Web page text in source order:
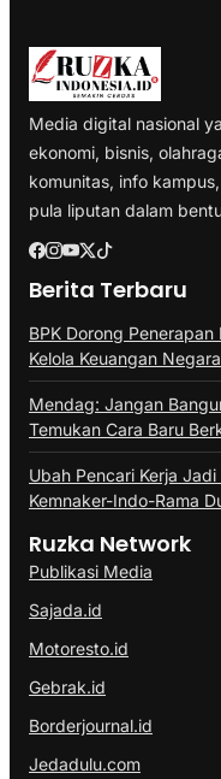
Media digital nasional
ekonomi, bisnis,
komunitas, info
pula liputan dalam
Berita Terbaru
BPK Dorong
Kelola Keuangan Negara
Mendag: Jangan
Temukan Cara Baru
Ubah Pencari Kerja
Kemnaker-Indo-Rama
Ruzka Network
Publikasi Media
Sajada.id
Motoresto.id
Gebrak.id
Borderjournal.id
Jedadulu.com